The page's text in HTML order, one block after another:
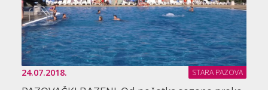
24.07.2018. STARA PAZOVA